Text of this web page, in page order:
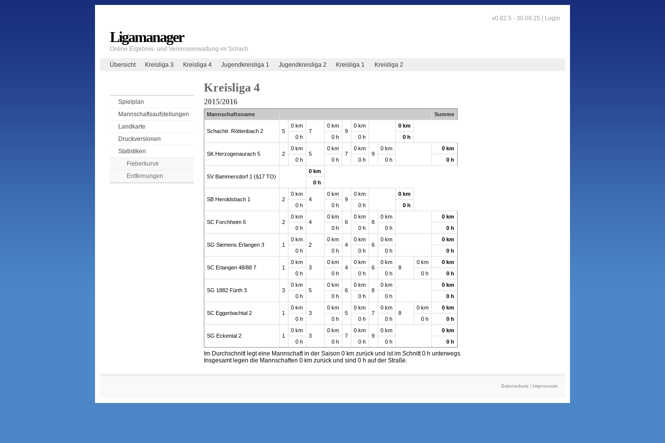
v0.82.5 - 30.09.25 | Login
Ligamanager
Online Ergebnis- und Vereinsverwaltung im Schach
Übersicht Kreisliga 3 Kreisliga 4 Jugendkreisliga 1 Jugendkreisliga 2 Kreisliga 1 Kreisliga 2
Spielplan
Mannschaftsaufstellungen
Landkarte
Druckversionen
Statistiken
Fieberkurve
Entfernungen
Kreisliga 4
2015/2016
Mannschaftsname Summe
Schachtr. Röttenbach 2 5
0 km
7
0 km
9
0 km
0 km
0 h
0 h 0 h 0 h
SK Herzogenaurach 5 2
0 km
5
0 km
7
0 km
9
0 km
0 km
0 h
0 h 0 h 0 h 0 h
SV Bammersdorf 1 (§17 TO)
0 km
0 h
SB Heroldsbach 1 2
0 km
4
0 km
9
0 km
0 km
0 h
0 h 0 h 0 h
SC Forchheim 6 2
0 km
4
0 km
6
0 km
8
0 km
0 km
0 h
0 h 0 h 0 h 0 h
SG Siemens Erlangen 3 1
0 km
2
0 km
4
0 km
6
0 km
0 km
0 h
0 h 0 h 0 h 0 h
SC Erlangen 48/88 7 1
0 km
3
0 km
4
0 km
6
0 km
8
0 km
0 km
0 h
0 h 0 h 0 h 0 h 0 h
SG 1882 Fürth 3 3
0 km
5
0 km
6
0 km
8
0 km
0 km
0 h
0 h 0 h 0 h 0 h
SC Eggerbachtal 2 1
0 km
3
0 km
5
0 km
7
0 km
8
0 km
0 km
0 h
0 h 0 h 0 h 0 h 0 h
SG Eckental 2 1
0 km
3
0 km
7
0 km
9
0 km
0 km
0 h
0 h 0 h 0 h 0 h
Im Durchschnitt legt eine Mannschaft in der Saison 0 km zurück und ist im Schnitt 0 h unterwegs.
Insgesamt legen die Mannschaften 0 km zurück und sind 0 h auf der Straße.
Datenschutz Impressum